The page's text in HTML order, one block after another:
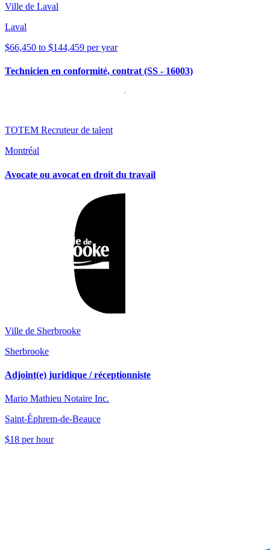
Ville de Laval
Laval
$66,450 to $144,459 per year
Technicien en conformité, contrat (SS - 16003)
TOTEM Recruteur de talent
Montréal
Avocate ou avocat en droit du travail
Ville de Sherbrooke
Sherbrooke
Adjoint(e) juridique / réceptionniste
Mario Mathieu Notaire Inc.
Saint-Éphrem-de-Beauce
$18 per hour